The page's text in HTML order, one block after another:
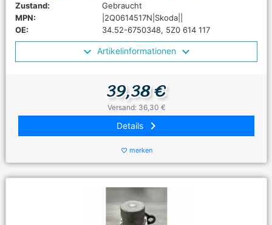
Zustand:
Gebraucht
MPN:
|2Q0614517N|Skoda||
OE:
34.52-6750348, 5Z0 614 117
Artikelinformationen
39,38 €
Versand: 36,30 €
Details keyboard_arrow_right
favorite_border merken